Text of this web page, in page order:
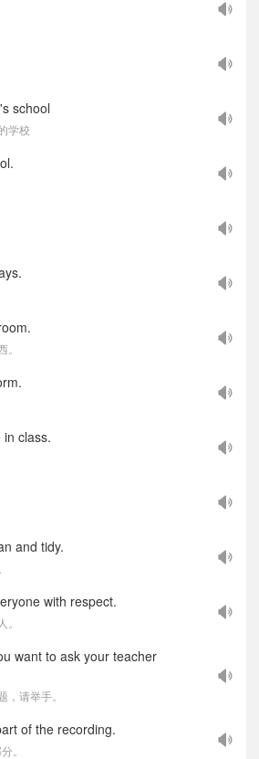
school
学校
class.
and tidy.
with respect.
want to ask your teacher
请举手。
of the recording.
。